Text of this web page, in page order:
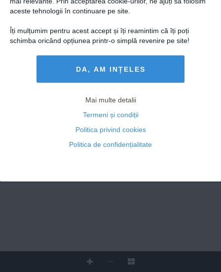
aceste tehnologii în continuare pe site.
Îți mulțumim pentru acest accept și îți reamintim că îți poți
schimba oricând opțiunea printr-o simplă revenire pe site!
DA, AM INȚELES
Mai multe detalii
Termeni și condiții
Politica privind cookies
Politica de confidențialitate
Politica de confidențialitate și
© 2026 Ringier Romania. Toate